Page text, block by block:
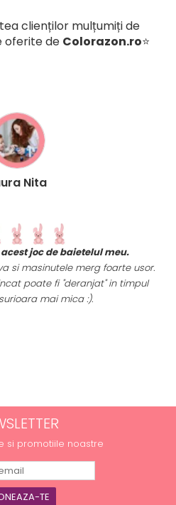
clienților mulțumiți de
oferite de Colorazon.ro⭐
Nita
joc de baietelul meu.
si masinutele merg foarte usor.
poate fi "deranjat" in timpul
mai mica :).
si promotiile noastre